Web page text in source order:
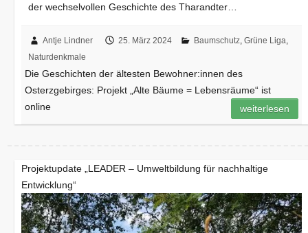
der wechselvollen Geschichte des Tharandter…
Antje Lindner 25. März 2024 Baumschutz ,Grüne Liga
Naturdenkmale
Die Geschichten der ältesten Bewohner:innen des
Osterzgebirges: Projekt „Alte Bäume = Lebensräume“ ist
online
weiterlesen
Projektupdate „LEADER – Umweltbildung für nachhaltige
Entwicklung“